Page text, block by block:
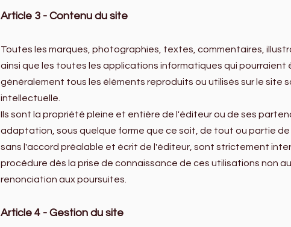
Article 3 - Contenu du site
Toutes les marques, photographies, textes, commentaires,
ainsi que les toutes les applications informatiques qui
généralement tous les éléments reproduits ou utilisés sur le site
intellectuelle.
Ils sont la propriété pleine et entière de l'éditeur ou de ses
adaptation, sous quelque forme que ce soit, de tout ou partie
sans l'accord préalable et écrit de l'éditeur, sont strictement
procédure dès la prise de connaissance de ces utilisations non
renonciation aux poursuites.
Article 4 - Gestion du site